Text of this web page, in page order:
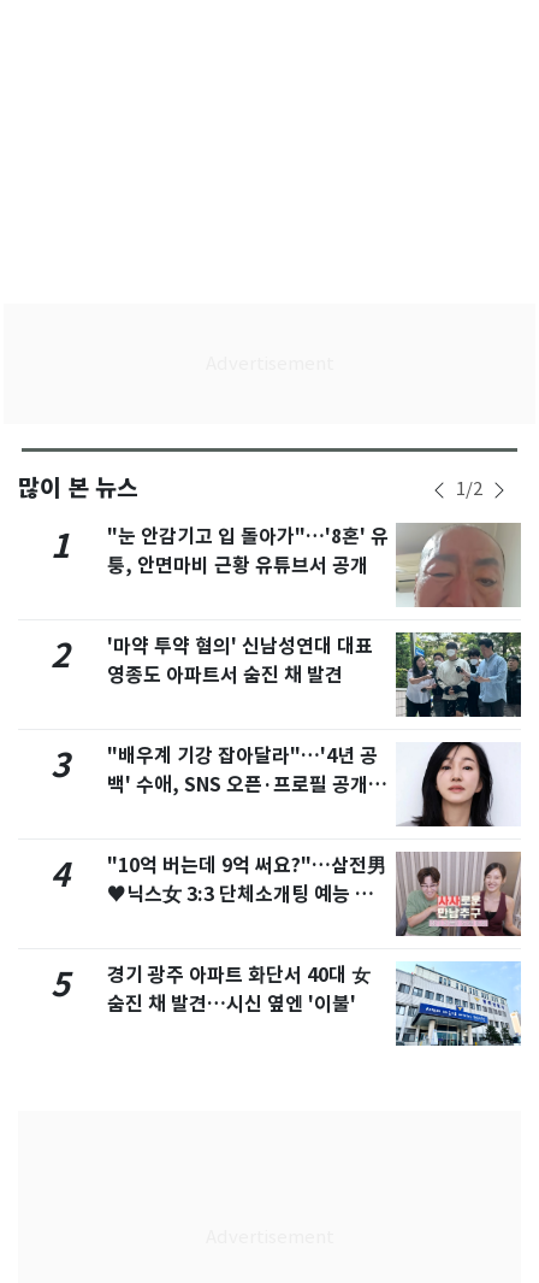
많이 본 뉴스 1/2
1
"눈 안감기고 입 돌아가"…'8혼' 유
퉁, 안면마비 근황 유튜브서 공개
2
'마약 투약 혐의' 신남성연대 대표
영종도 아파트서 숨진 채 발견
3
"배우계 기강 잡아달라"…'4년 공
백' 수애, SNS 오픈·프로필 공개
4
"10억 버는데 9억 써요?"…삼전男
♥닉스女 3:3 단체소개팅 예능 화
5
경기 광주 아파트 화단서 40대 女
숨진 채 발견…시신 옆엔 '이불'